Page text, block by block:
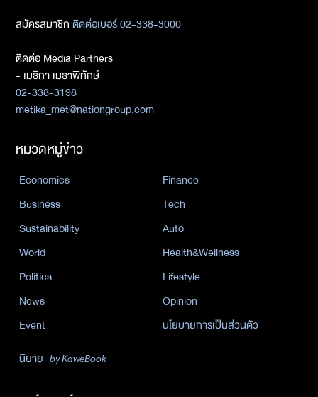
สมัครสมาชิกติดต่อเบอร์ 02-338-3000
ติดต่อ Media Partners
- เมธิกา เมธาพิทักษ์
02-338-3198
metika_met@nationgroup.com
หมวดหมู่ข่าว
Economics
Finance
Business
Tech
Sustainability
Auto
World
Health&Wellness
Politics
Lifestyle
News
Opinion
Event
นโยบายการเป็นส่วนตัว
นิยาย by KaweBook